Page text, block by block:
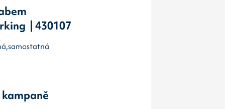
| 430107